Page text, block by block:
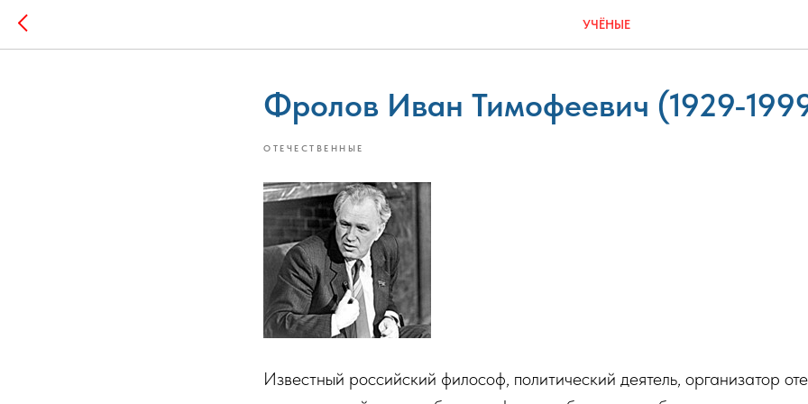
УЧЁНЫЕ
Фролов Иван Тимофеевич (1929-
ОТЕЧЕСТВЕННЫЕ
Известный российский философ, политический деятель, организатор